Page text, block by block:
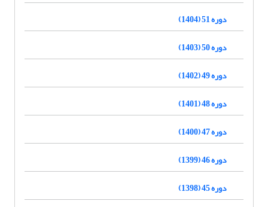
دوره 51 (1404)
دوره 50 (1403)
دوره 49 (1402)
دوره 48 (1401)
دوره 47 (1400)
دوره 46 (1399)
دوره 45 (1398)